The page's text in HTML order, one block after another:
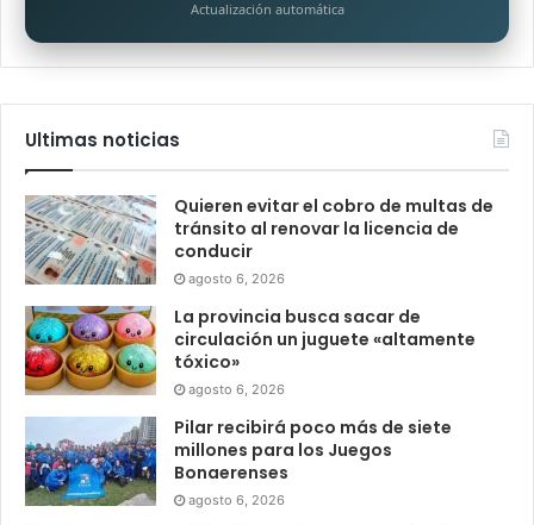
Actualización automática
Ultimas noticias
Quieren evitar el cobro de multas de
tránsito al renovar la licencia de
conducir
agosto 6, 2026
La provincia busca sacar de
circulación un juguete «altamente
tóxico»
agosto 6, 2026
Pilar recibirá poco más de siete
millones para los Juegos
Bonaerenses
agosto 6, 2026